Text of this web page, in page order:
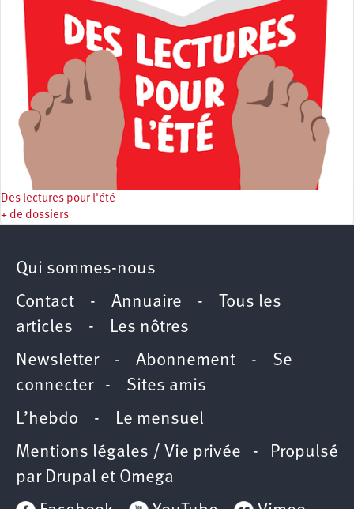
Des lectures pour l'été
+ de dossiers
Qui sommes-nous
Contact - Annuaire -
Tous les
articles - Les nôtres
Newsletter- Abonnement - Se
connecter- Sites amis
L’hebdo - Le mensuel
Mentions légales / Vie privée - Propulsé
par Drupal et Omega